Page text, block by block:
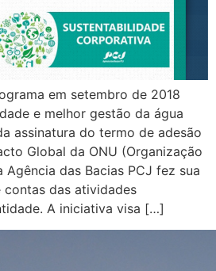
em setembro de 2018
e melhor gestão da água
assinatura do termo de adesão
Global da ONU (Organização
Agência das Bacias PCJ fez sua
das atividades
A iniciativa visa […]